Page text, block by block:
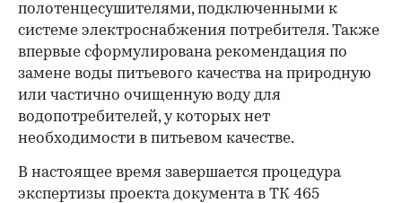
полотенцесушителями, подключенными к
системе электроснабжения потребителя. Также
впервые сформулирована рекомендация по
замене воды питьевого качества на природную
или частично очищенную воду для
водопотребителей, у которых нет
необходимости в питьевом качестве.
В настоящее время завершается процедура
экспертизы проекта документа в ТК 465